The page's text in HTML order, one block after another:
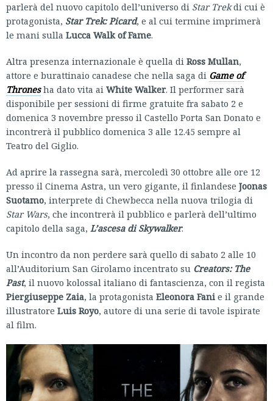
parlerà del nuovo capitolo dell’universo di Star Trekdi cui è
protagonista, Star Trek: Picard, e al cui termine imprimerà
le mani sulla Lucca Walk of Fame.
Altra presenza internazionale è quella di Ross Mullan,
attore e burattinaio canadese che nella saga di Game of
Thronesha dato vita ai White Walker. Il performer sarà
disponibile per sessioni di firme gratuite fra sabato 2 e
domenica 3 novembre presso il Castello Porta San Donato e
incontrerà il pubblico domenica 3 alle 12.45 sempre al
Teatro del Giglio.
Ad aprire la rassegna sarà, mercoledì 30 ottobre alle ore 12
presso il Cinema Astra, un vero gigante, il finlandese Joonas
Suotamo, interprete di Chewbecca nella nuova trilogia di
Star Wars, che incontrerà il pubblico e parlerà dell’ultimo
capitolo della saga, L’ascesa di Skywalker.
Un incontro da non perdere sarà quello di sabato 2 alle 10
all’Auditorium San Girolamo incentrato su Creators: The
Past, il nuovo kolossal italiano di fantascienza, con il regista
Piergiuseppe Zaia, la protagonista Eleonora Fani e il grande
illustratore Luis Royo, autore di una serie di tavole ispirate
al film.